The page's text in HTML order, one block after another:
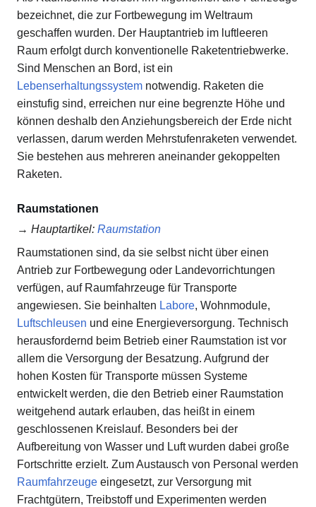
bezeichnet, die zur Fortbewegung im Weltraum
geschaffen wurden. Der Hauptantrieb im luftleeren
Raum erfolgt durch konventionelle Raketentriebwerke.
Sind Menschen an Bord, ist ein
Lebenserhaltungssystem notwendig. Raketen die
einstufig sind, erreichen nur eine begrenzte Höhe und
können deshalb den Anziehungsbereich der Erde nicht
verlassen, darum werden Mehrstufenraketen verwendet.
Sie bestehen aus mehreren aneinander gekoppelten
Raketen.
Raumstationen
→ Hauptartikel: Raumstation
Raumstationen sind, da sie selbst nicht über einen
Antrieb zur Fortbewegung oder Landevorrichtungen
verfügen, auf Raumfahrzeuge für Transporte
angewiesen. Sie beinhalten Labore, Wohnmodule,
Luftschleusen und eine Energieversorgung. Technisch
herausfordernd beim Betrieb einer Raumstation ist vor
allem die Versorgung der Besatzung. Aufgrund der
hohen Kosten für Transporte müssen Systeme
entwickelt werden, die den Betrieb einer Raumstation
weitgehend autark erlauben, das heißt in einem
geschlossenen Kreislauf. Besonders bei der
Aufbereitung von Wasser und Luft wurden dabei große
Fortschritte erzielt. Zum Austausch von Personal werden
Raumfahrzeuge eingesetzt, zur Versorgung mit
Frachtgütern, Treibstoff und Experimenten werden